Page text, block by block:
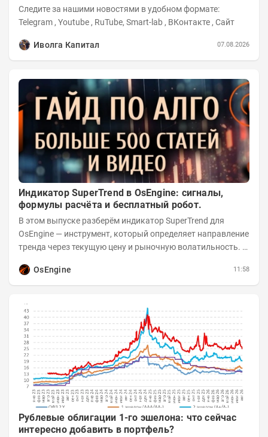
Следите за нашими новостями в удобном формате:
Telegram , Youtube , RuTube, Smart-lab , ВКонтакте , Сайт
Иволга Капитал 07.08.2026
Индикатор SuperTrend в OsEngine: сигналы,
формулы расчёта и бесплатный робот.
В этом выпуске разберём индикатор SuperTrend для
OsEngine — инструмент, который определяет направление
тренда через текущую цену и рыночную волатильность. В
OsEngine
11:58
Рублевые облигации 1-го эшелона: что сейчас
интересно добавить в портфель?